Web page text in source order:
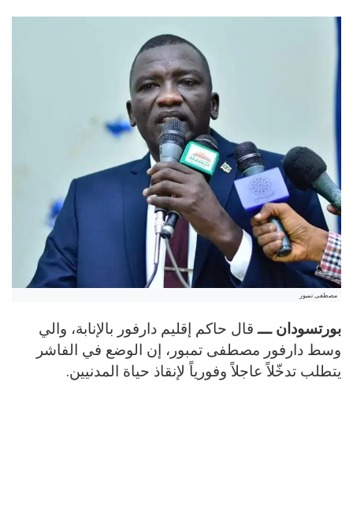
مصطفى تمبور
بورتسودان ـــ قال حاكم إقليم دارفور بالإنابة، والي
وسط دارفور مصطفى تمبور، إن الوضع في الفاشر
يتطلب تدخّلاً عاجلاً وفورياً لإنقاذ حياة المدنيين.